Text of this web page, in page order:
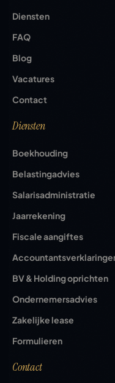
Diensten
FAQ
Blog
Vacatures
Contact
Diensten
Boekhouding
Belastingadvies
Salarisadministratie
Jaarrekening
Fiscale aangiftes
BV & Holding oprichten
Ondernemersadvies
Zakelijke lease
Formulieren
Contact